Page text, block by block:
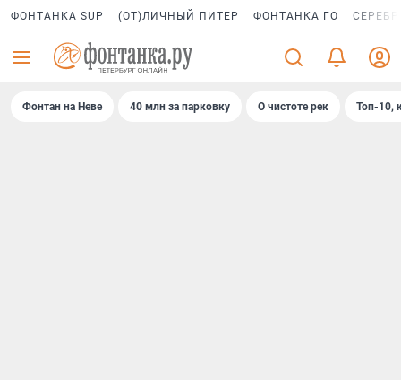
ФОНТАНКА SUP (ОТ)ЛИЧНЫЙ ПИТЕР ФОНТАНКА ГО
Фонтан на Неве 40 млн за парковку О чистоте рек Топ-10,